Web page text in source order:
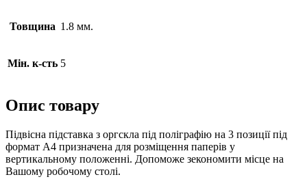
Товщина 1.8 мм.
Мін. к-сть 5
Опис товару
Підвісна підставка з оргскла під поліграфію на 3 позиції під
формат А4 призначена для розміщення паперів у
вертикальному положенні. Допоможе зекономити місце на
Вашому робочому столі.